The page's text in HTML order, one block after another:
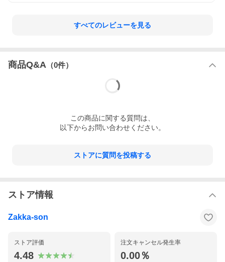
すべてのレビューを見る
商品Q&A （0件）
この商品に関する質問は、
以下からお問い合わせください。
ストアに質問を投稿する
ストア情報
Zakka-son
ストア評価
4.48
注文キャンセル発生率
0.00％